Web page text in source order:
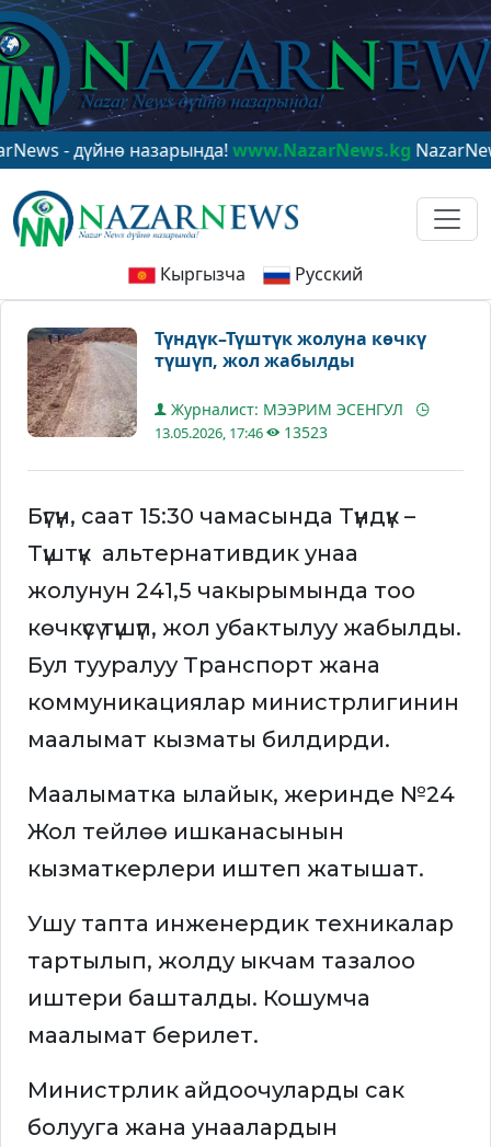
дүйнө назарында!www.NazarNews.kgNazarNews - в
Кыргызча Русский
Түндүк–Түштүк жолуна көчкү
түшүп, жол жабылды
Журналист: МЭЭРИМ ЭСЕНГУЛ
13.05.2026, 17:46 13523
Бүгүн, саат 15:30 чамасында Түндүк –
Түштүк альтернативдик унаа
жолунун 241,5 чакырымында тоо
көчкүсү түшүп, жол убактылуу жабылды.
Бул тууралуу Транспорт жана
коммуникациялар министрлигинин
маалымат кызматы билдирди.
Маалыматка ылайык, жеринде №24
Жол тейлөө ишканасынын
кызматкерлери иштеп жатышат.
Ушу тапта инженердик техникалар
тартылып, жолду ыкчам тазалоо
иштери башталды. Кошумча
маалымат берилет.
Министрлик айдоочуларды сак
болууга жана унаалардын